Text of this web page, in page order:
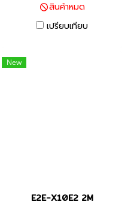
จาก PVC ทนน้ำมัน และพื้นผิว
ตรวจจับที่ทำจากวัสดุที่ทนต่อ
สินค้าหมด
เปรียบเทียบ
New
E2E-X10E2 2M